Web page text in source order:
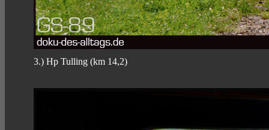
3.) Hp Tulling (km 14,2)